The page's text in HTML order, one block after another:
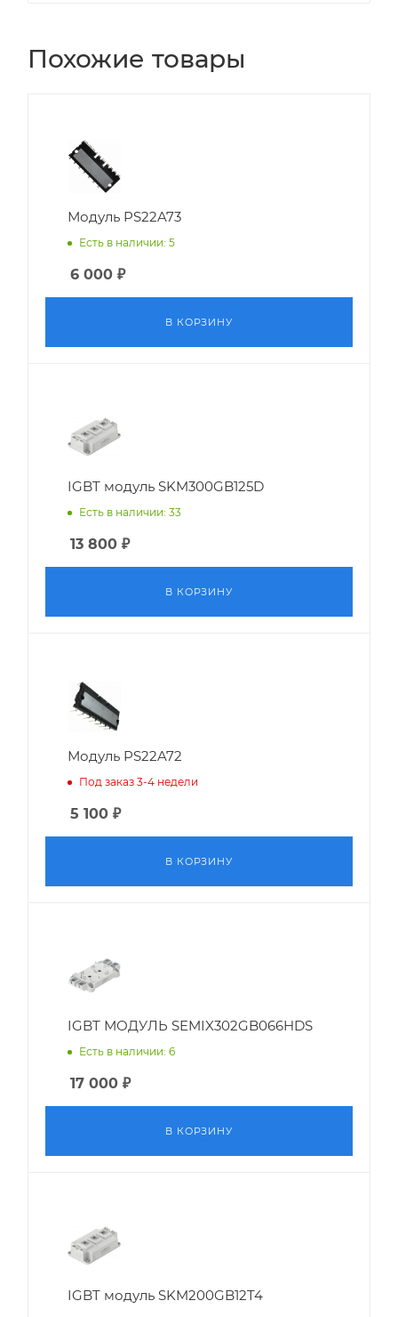
Похожие товары
Модуль PS22A73
Есть в наличии: 5
6 000 ₽
В КОРЗИНУ
IGBT модуль SKM300GB125D
Есть в наличии: 33
13 800 ₽
В КОРЗИНУ
Модуль PS22A72
Под заказ 3-4 недели
5 100 ₽
В КОРЗИНУ
IGBT МОДУЛЬ SEMIX302GB066HDS
Есть в наличии: 6
17 000 ₽
В КОРЗИНУ
IGBT модуль SKM200GB12T4